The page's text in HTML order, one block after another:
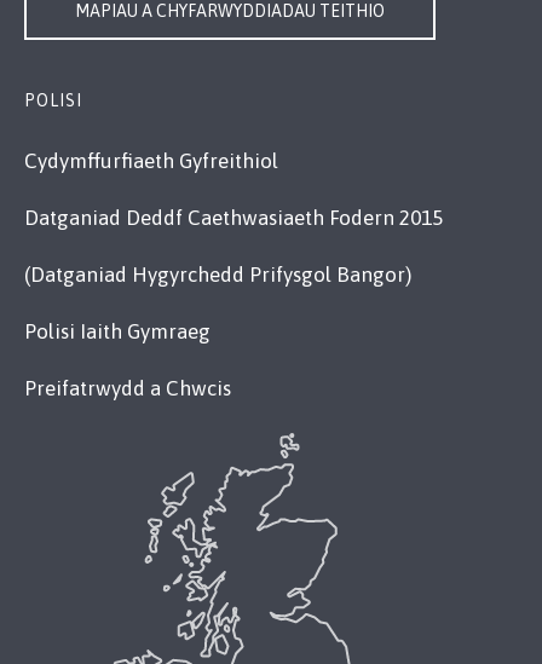
MAPIAU A CHYFARWYDDIADAU TEITHIO
POLISI
Cydymffurfiaeth Gyfreithiol
Datganiad Deddf Caethwasiaeth Fodern 2015
(Datganiad Hygyrchedd Prifysgol Bangor)
Polisi Iaith Gymraeg
Preifatrwydd a Chwcis